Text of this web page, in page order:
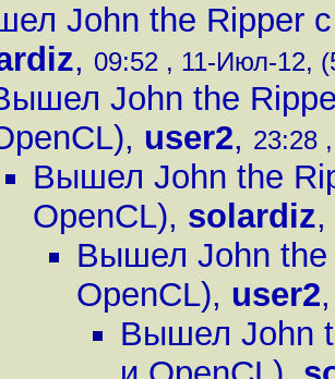
John the Ripper
, 09:52 , 11-Июл-12,
John the
, user2, 23:28
Вышел John the
OpenCL), solardiz,
Вышел John the
OpenCL), user2
Вышел John